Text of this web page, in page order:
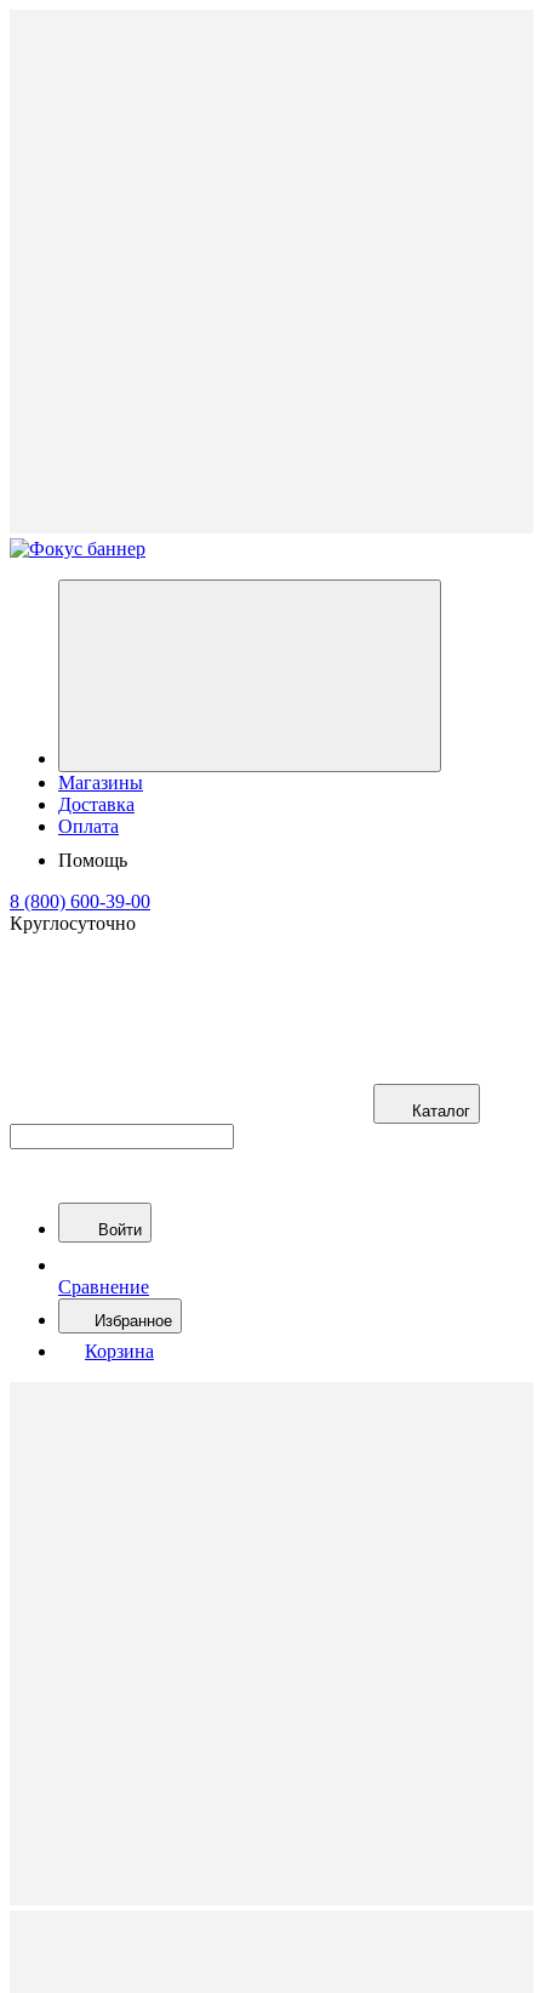
Магазины
Доставка
Оплата
Помощь
8 (800) 600-39-00
Круглосуточно
Каталог
Войти
Сравнение
Избранное
Корзина